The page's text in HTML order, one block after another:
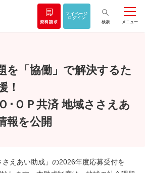
資料請求
マイページ
ログイン
検索
メニュー
を「協働」で解決するた
！
･ＯＰ共済 地域ささえあ
報を公開
さえあい助成」の2026年度応募受付を